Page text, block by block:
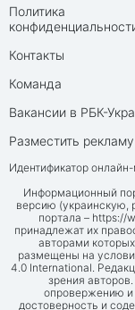
Политика
Контакты
Команда
Вакансии в РБК-
Разместить рекламу
Идентификатор
Информационный
версию (украинскую,
портала – https://
принадлежат их
авторами
размещены на
4.0 International.
зрения
опровержению и
достоверность и